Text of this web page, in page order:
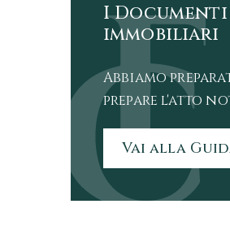
I
immobiliari
Abbiamo
prepare l'atto
Vai alla